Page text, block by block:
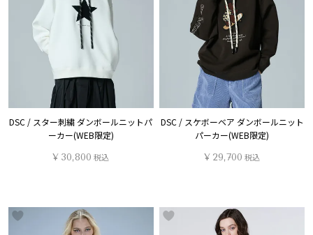
DSC / スター刺繍 ダンボールニットパ
ーカー(WEB限定)
¥ 30,800 税込
DSC / スケボーベア ダンボールニット
パーカー(WEB限定)
¥ 29,700 税込